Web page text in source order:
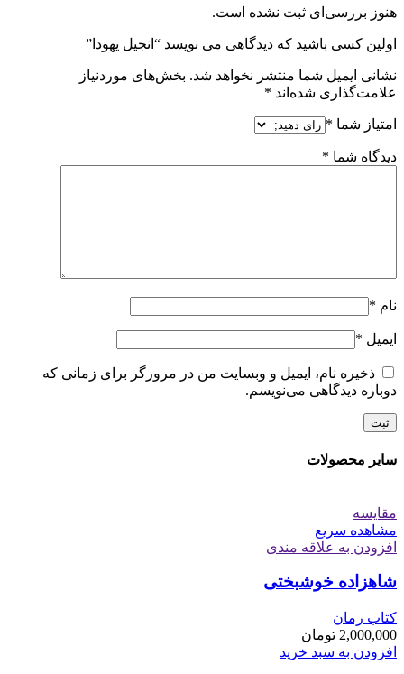
هنوز بررسی‌ای ثبت نشده است.
اولین کسی باشید که دیدگاهی می نویسد “انجیل یهودا”
نشانی ایمیل شما منتشر نخواهد شد. بخش‌های موردنیاز
علامت‌گذاری شده‌اند *
امتیاز شما *
دیدگاه شما *
نام *
ایمیل *
ذخیره نام، ایمیل و وبسایت من در مرورگر برای زمانی که
دوباره دیدگاهی می‌نویسم.
سایر محصولات
مقایسه
مشاهده سریع
افزودن به علاقه مندی
شاهزاده خوشبختی
کتاب رمان
2,000,000 تومان
افزودن به سبد خرید